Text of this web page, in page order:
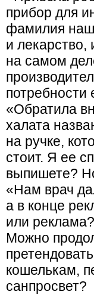
прибор для
фамилия
и
на самом
«Обратила
халата
на ручке,
стоит. Я ее
выпишете?
«Нам врач
а в конце
или
Можно
кошелькам,
санпросвет?